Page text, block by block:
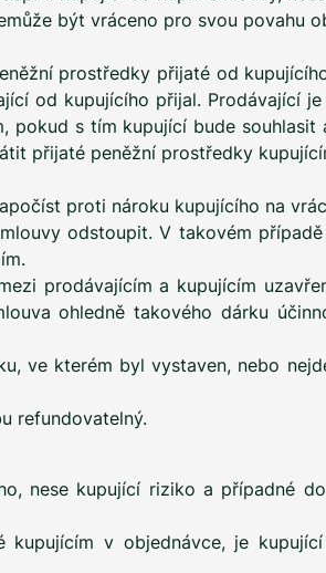
být vráceno pro svou povahu
prostředky přijaté od
od kupujícího přijal. Prodávající
s tím kupující bude souhlasit
přijaté peněžní prostředky
proti nároku kupujícího na
odstoupit. V takovém
prodávajícím a kupujícím
ohledně takového dárku
ve kterém byl vystaven, nebo
refundovatelný.
nese kupující riziko a případné
v objednávce, je